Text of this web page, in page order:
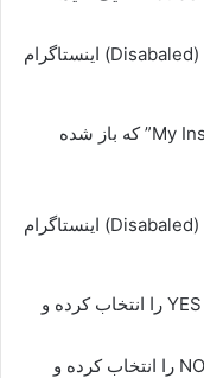
حالا در بخش “My Instagram Was Deactivated” که باز شده
اگر اکانت شما بیزینسی است باید گزینه ی YES را انتخاب کرده و
اگر اکانت شما شخصی است باید گزینه ی NO را انتخاب کرده و